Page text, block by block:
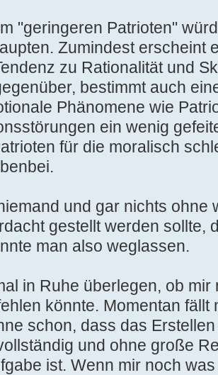
"geringeren Patrioten"
Zumindest erscheint
zu Rationalität und
bestimmt auch
Phänomene wie
ein wenig
für die moralisch
und gar nichts ohne
gestellt werden sollte,
man also weglassen.
in Ruhe überlegen, ob
könnte. Momentan fällt
schon, dass das
und ohne große
ist. Wenn mir noch